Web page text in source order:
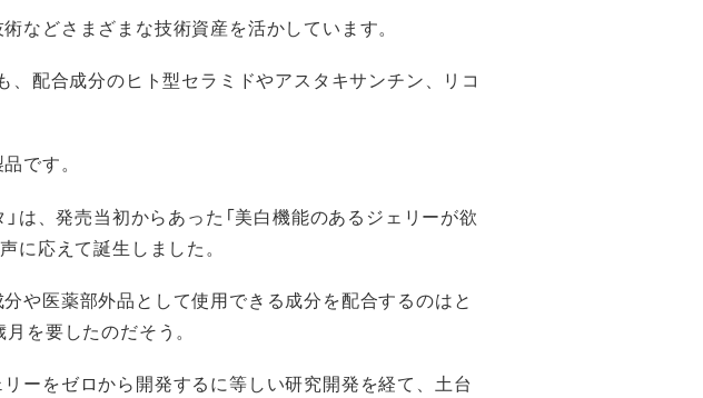
などさまざまな技術資産を活かしています。
、配合成分のヒト型セラミドやアスタキサンチン、リコ
です。
は、発売当初からあった「美白機能のあるジェリーが欲
に応えて誕生しました。
や医薬部外品として使用できる成分を配合するのはと
を要したのだそう。
ーをゼロから開発するに等しい研究開発を経て、土台